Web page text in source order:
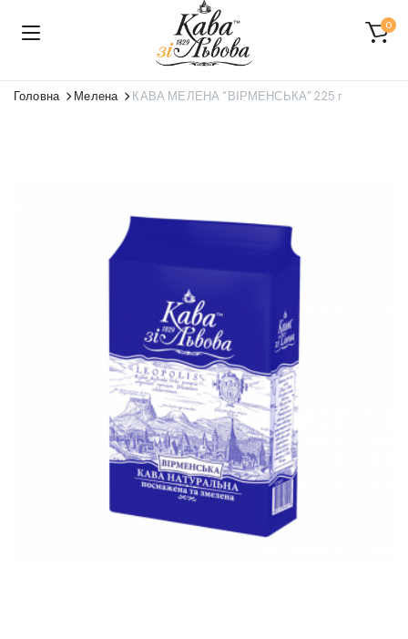
0
Головна Мелена КАВА МЕЛЕНА “ВІРМЕНСЬКА” 225 г